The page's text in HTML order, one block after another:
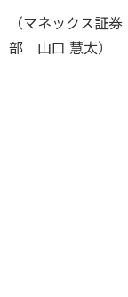
（マネックス証
部 山口 慧太）